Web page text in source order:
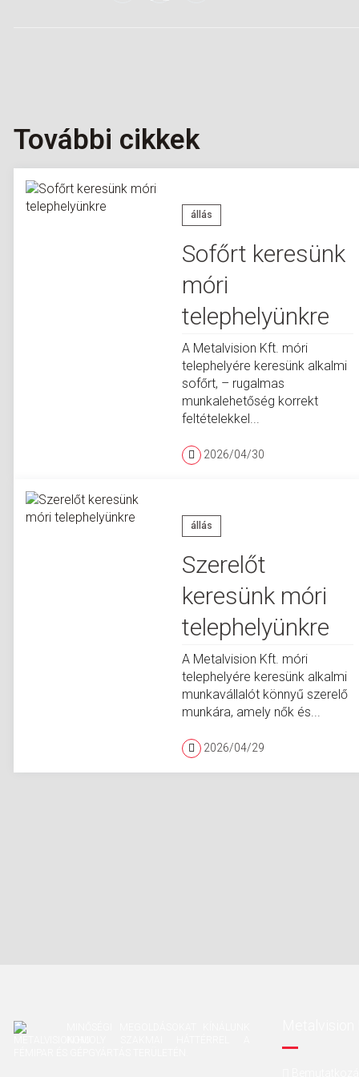
További cikkek
állás
Sofőrt keresünk
móri
telephelyünkre
A Metalvision Kft. móri
telephelyére keresünk alkalmi
sofőrt, – rugalmas
munkalehetőség korrekt
feltételekkel...
2026/04/30
állás
Szerelőt
keresünk móri
telephelyünkre
A Metalvision Kft. móri
telephelyére keresünk alkalmi
munkavállalót könnyű szerelő
munkára, amely nők és...
2026/04/29